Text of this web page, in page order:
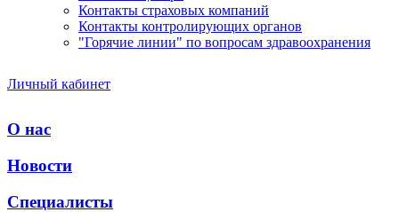
Контакты страховых компаний
Контакты контролирующих органов
"Горячие линии" по вопросам здравоохранения
Личный кабинет
О нас
Новости
Специалисты